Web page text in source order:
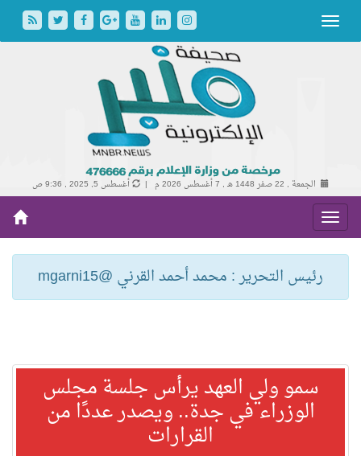
الجمعة , 22 صفر 1448 هـ , 7 أغسطس 2026 م | أغسطس 5, 2025 , 9:36 ص
رئيس التحرير : محمد أحمد القرني @mgarni15
سمو ولي العهد يرأس جلسة مجلس
الوزراء في جدة.. ويصدر عددًا من
القرارات